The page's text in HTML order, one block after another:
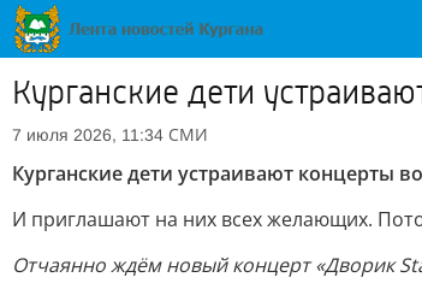
Курганские дети
7 июля 2026, 11:34 СМИ
Курганские дети устраивают концерты
И приглашают на них всех желающих.
Отчаянно ждём новый концерт «Дворик